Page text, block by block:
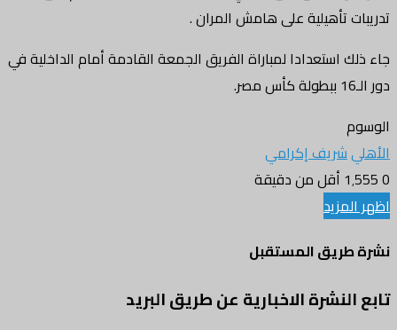
تدريبات تأهيلية على هامش المران .
جاء ذلك استعدادا لمباراة الفريق الجمعة القادمة أمام الداخلية في
دور الـ16 ببطولة كأس مصر.
الوسوم
الأهليشريف إكرامي
0
أقل من دقيقة
اظهر المزيد
نشرة طريق المستقبل
تابع النشرة الاخبارية عن طريق البريد